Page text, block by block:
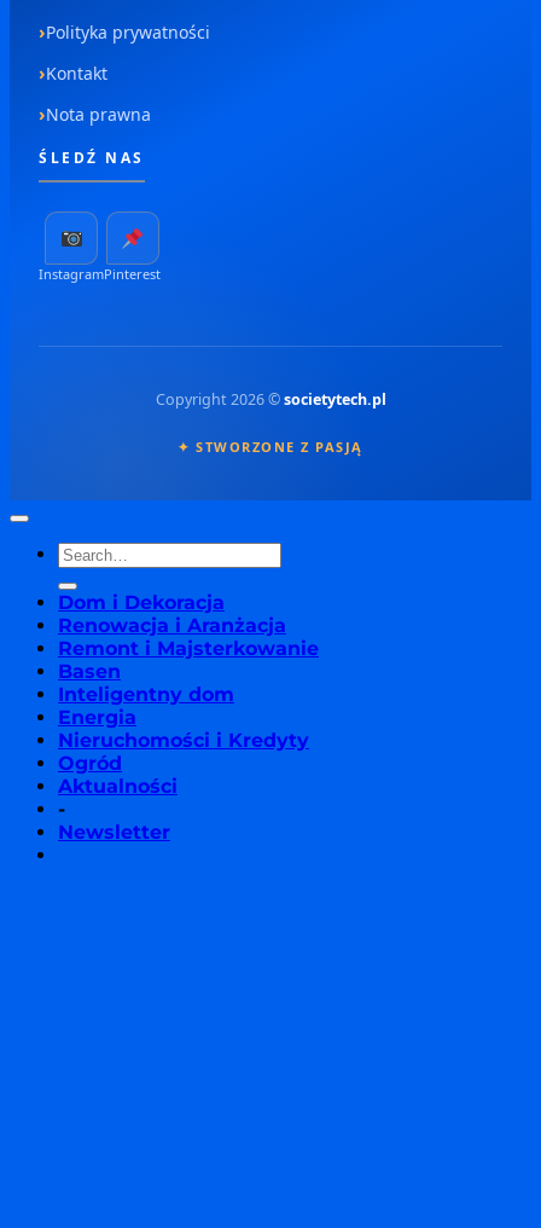
Polityka prywatności
Kontakt
Nota prawna
ŚLEDŹ NAS
InstagramPinterest
Copyright 2026 ©societytech.pl
✦ STWORZONE Z PASJĄ
Dom i Dekoracja
Renowacja i Aranżacja
Remont i Majsterkowanie
Basen
Inteligentny dom
Energia
Nieruchomości i Kredyty
Ogród
Aktualności
-
Newsletter